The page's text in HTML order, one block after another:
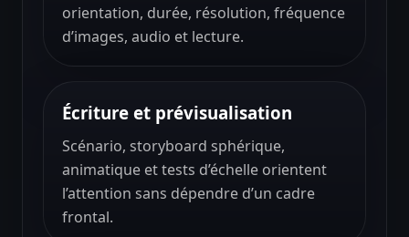
orientation, durée, résolution, fréquence
d’images, audio et lecture.
Écriture et prévisualisation
Scénario, storyboard sphérique,
animatique et tests d’échelle orientent
l’attention sans dépendre d’un cadre
frontal.